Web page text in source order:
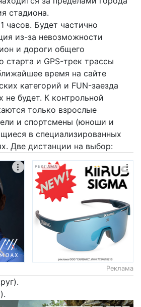
стадиона.
часов. Будет частично
из-за невозможности
и дороги общего
старта и GPS-трек трассы
время на сайте
категорий и FUN-заезда
будет. К контрольной
только взрослые
и спортсмены (юноши и
в специализированных
Две дистанции на выбор:
РЕКЛАМА
Реклама